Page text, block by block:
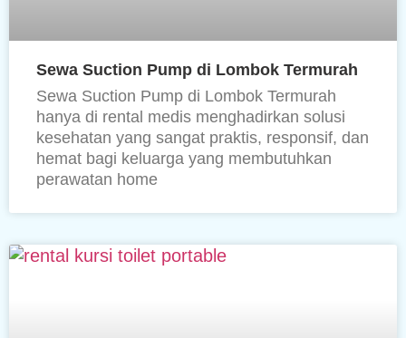
Sewa Suction Pump di Lombok Termurah
Sewa Suction Pump di Lombok Termurah
hanya di rental medis menghadirkan solusi
kesehatan yang sangat praktis, responsif, dan
hemat bagi keluarga yang membutuhkan
perawatan home